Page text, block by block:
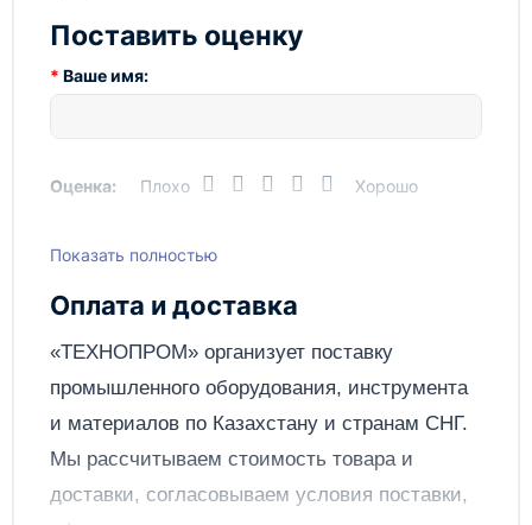
Простота в использовании и обслуживании
Мобильность и компактность
Не упустите возможность улучшить процесс доения
на вашей ферме и повысить эффективность работы.
Поставить оценку
Ваше имя:
Оценка: Плохо Хорошо
Написать отзыв
Показать полностью
Оплата и доставка
«ТЕХНОПРОМ» организует поставку
промышленного оборудования, инструмента
и материалов по Казахстану и странам СНГ.
Мы рассчитываем стоимость товара и
доставки, согласовываем условия поставки,